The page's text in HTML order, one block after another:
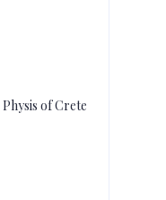
of Crete